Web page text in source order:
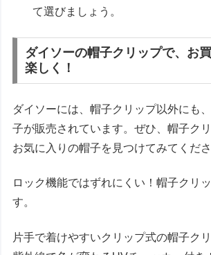
て選びましょう。
ダイソーの帽子クリップで、お
楽しく！
ダイソーには、帽子クリップ以外にも
子が販売されています。ぜひ、帽子ク
お気に入りの帽子を見つけてみてくださ
ロック機能ではずれにくい！帽子クリ
す。
片手で着けやすいクリップ式の帽子ク